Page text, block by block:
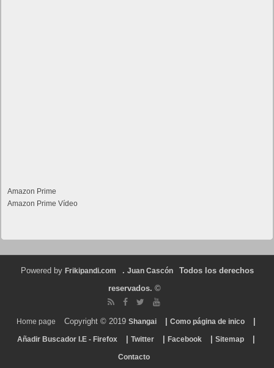
Amazon Prime
Amazon Prime Vídeo
Powered by Frikipandi.com . Juan Cascón
Todos los derechos
reservados. ©
Home page Copyright © 2019 Shangai Como página de inico
Añadir Buscador I.E - Firefox Twitter Facebook Sitemap
Contacto